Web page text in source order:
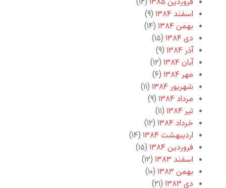
اسفند ۱۳۸۴
(۹)
بهمن ۱۳۸۴
(۱۴)
دی ۱۳۸۴
(۱۵)
آذر ۱۳۸۴
(۹)
آبان ۱۳۸۴
(۱۲)
مهر ۱۳۸۴
(۶)
شهریور ۱۳۸۴
(۱۱)
مرداد ۱۳۸۴
(۹)
تیر ۱۳۸۴
(۱۱)
خرداد ۱۳۸۴
(۱۲)
اردیبهشت ۱۳۸۴
(۱۴)
فروردین ۱۳۸۴
(۱۵)
اسفند ۱۳۸۳
(۱۲)
بهمن ۱۳۸۳
(۱۰)
دی ۱۳۸۳
(۲۱)